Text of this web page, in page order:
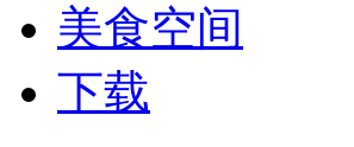
美食空间
下载